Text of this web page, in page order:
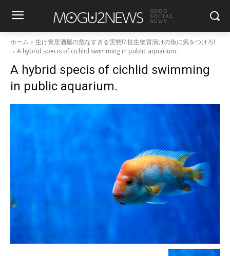
GOOD
SOCIAL
NEWS
ホーム
生け簀居酒屋の危なすぎる実態!? 抗生物質漬けの魚に気をつけろ!
A hybrid specis of cichlid swimming in public aquarium.
A hybrid specis of cichlid swimming
in public aquarium.